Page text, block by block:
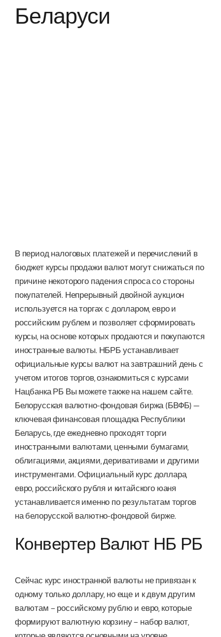
Беларуси
В период налоговых платежей и перечислений в
бюджет курсы продажи валют могут снижаться по
причине некоторого падения спроса со стороны
покупателей. Непрерывный двойной аукцион
используется на торгах с долларом, евро и
российским рублем и позволяет сформировать
курсы, на основе которых продаются и покупаются
иностранные валюты. НБРБ устанавливает
официальные курсы валют на завтрашний день с
учетом итогов торгов, ознакомиться с курсами
Нацбанка РБ Вы можете также на нашем сайте.
Белорусская валютно-фондовая биржа (БВФБ) —
ключевая финансовая площадка Республики
Беларусь, где ежедневно проходят торги
иностранными валютами, ценными бумагами,
облигациями, акциями, деривативами и другими
инструментами. Официальный курс доллара,
евро, российского рубля и китайского юаня
устанавливается именно по результатам торгов
на белорусской валютно-фондовой бирже.
Конвертер Валют НБ РБ
Сейчас курс иностранной валюты не привязан к
одному только доллару, но еще и к двум другим
валютам – российскому рублю и евро, которые
формируют валютную корзину – набор валют,